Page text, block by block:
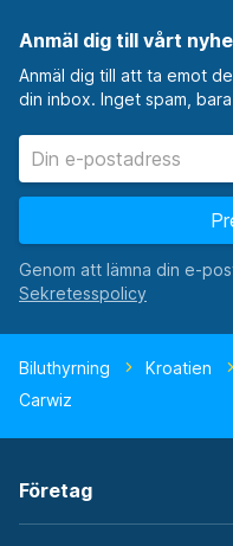
Anmäl dig till vårt
Anmäl dig till att ta emot
din inbox. Inget spam,
Genom att lämna din e-
Biluthyrning Kroatien
Carwiz
Företag